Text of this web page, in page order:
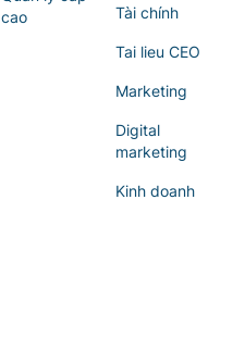
cao
Tài chính
Tai lieu CEO
Marketing
Digital
marketing
Kinh doanh